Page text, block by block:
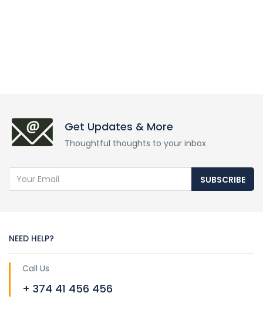
Get Updates & More
Thoughtful thoughts to your inbox
SUBSCRIBE
NEED HELP?
Call Us
+ 374 41 456 456